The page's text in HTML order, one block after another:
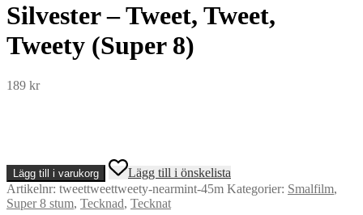
Silvester – Tweet, Tweet,
Tweety (Super 8)
189 kr
Silvester
-
Tweet,
Tweet,
Lägg till i varukorg
Lägg till i önskelista
Artikelnr: tweettweettweety-nearmint-45m Kategorier: Smalfilm,
Super 8 stum, Tecknad, Tecknat